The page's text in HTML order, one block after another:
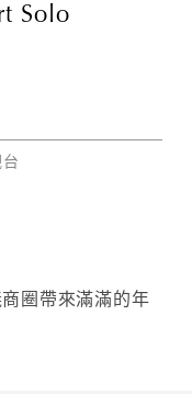
Solo
圈帶來滿滿的年